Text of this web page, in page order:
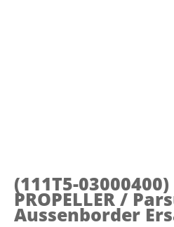
(111T5-03000400)
PROPELLER /
Aussenborder